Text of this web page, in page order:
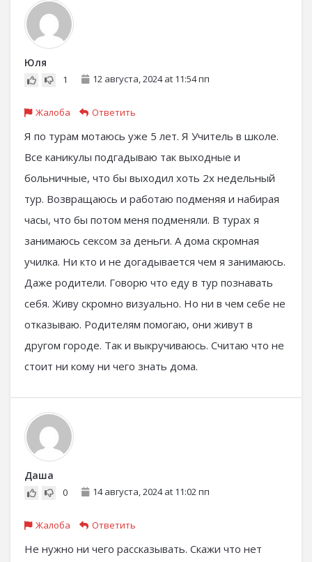
Юля
1 12 августа, 2024 at 11:54 пп
Жалоба Ответить
Я по турам мотаюсь уже 5 лет. Я Учитель в школе.
Все каникулы подгадываю так выходные и
больничные, что бы выходил хоть 2х недельный
тур. Возвращаюсь и работаю подменяя и набирая
часы, что бы потом меня подменяли. В турах я
занимаюсь сексом за деньги. А дома скромная
училка. Ни кто и не догадывается чем я занимаюсь.
Даже родители. Говорю что еду в тур познавать
себя. Живу скромно визуально. Но ни в чем себе не
отказываю. Родителям помогаю, они живут в
другом городе. Так и выкручиваюсь. Считаю что не
стоит ни кому ни чего знать дома.
Даша
0 14 августа, 2024 at 11:02 пп
Жалоба Ответить
Не нужно ни чего рассказывать. Скажи что нет